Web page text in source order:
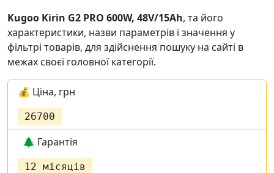
Kugoo Kirin G2 PRO 600W, 48V/15Ah, та його
характеристики, назви параметрів і значення у
фільтрі товарів, для здійснення пошуку на сайті в
межах своєї головної категорії.
💰 Ціна, грн
26700
🌲 Гарантія
12 місяців